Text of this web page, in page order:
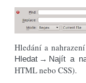
Hledání a
Hledat → Najít a
HTML nebo CSS).